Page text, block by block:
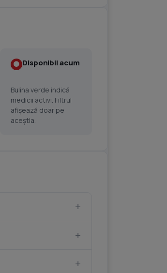
Disponibil acum
Bulina verde indică
medicii activi. Filtrul
afișează doar pe
aceștia.